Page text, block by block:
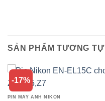
SẢN PHẨM TƯƠNG TỰ
-17%
PIN MÁY ẢNH NIKON